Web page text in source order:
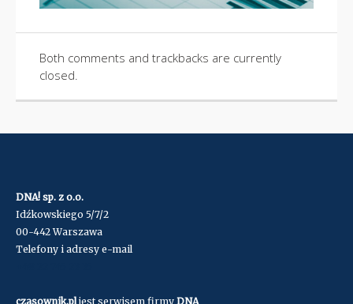
Both comments and trackbacks are currently
closed.
DNA! sp. z o.o.
Idźkowskiego 5/7/2
00-442 Warszawa
Telefony i adresy e-mail
czasownik.pl jest serwisem firmy DNA